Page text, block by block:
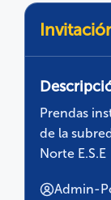
Prendas
de la
Norte E.S.E
Admin-